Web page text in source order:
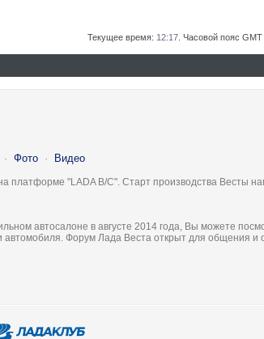
Текущее время: 12:17 . Часовой пояс GMT
· Фото · Видео
"LADA B/C". Старт производства Весты
автосалоне в августе 2014 года, Вы можете
автомобиля. Форум Лада Веста открыт для общения